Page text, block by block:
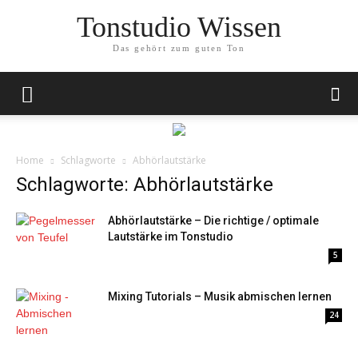
Tonstudio Wissen
Das gehört zum guten Ton
Home Schlagworte Abhörlautstärke
Schlagworte: Abhörlautstärke
Abhörlautstärke – Die richtige / optimale
Lautstärke im Tonstudio
5
Mixing Tutorials – Musik abmischen lernen
24